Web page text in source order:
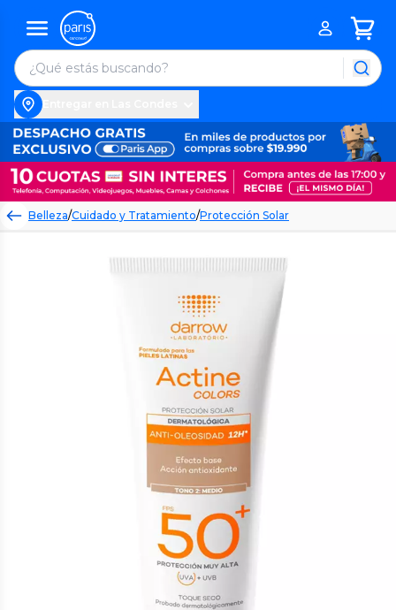
Belleza/Cuidado y Tratamiento/Protección Solar